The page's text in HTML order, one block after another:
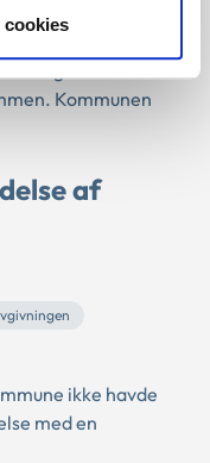
cookies
KE Varme
Kommune
Kommunen
af
ikke havde
med en